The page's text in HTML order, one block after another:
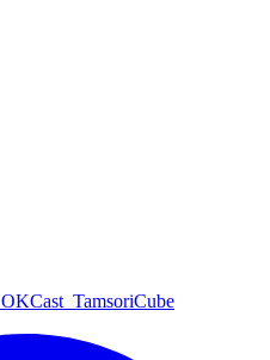
OKCast TamsoriCube